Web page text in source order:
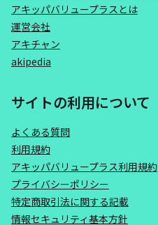
アキッパバリュープラスとは
運営会社
アキチャン
akipedia
サイトの利用について
よくある質問
利用規約
アキッパバリュープラス利用規約
プライバシーポリシー
特定商取引法に関する記載
情報セキュリティ基本方針